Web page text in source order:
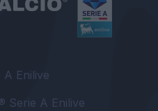
A Enilive
Serie A Enilive